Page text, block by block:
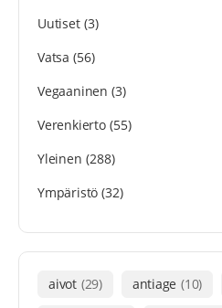
Uutiset(3)
Vatsa (56)
Vegaaninen (3)
Verenkierto(55)
Yleinen (288)
Ympäristö (32)
aivot (29) antiage (10)